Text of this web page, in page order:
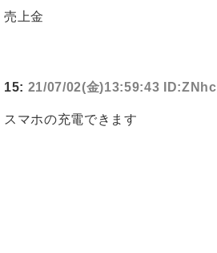
売上金
15: 21/07/02(金)13:59:43 ID:ZNhc
スマホの充電できます